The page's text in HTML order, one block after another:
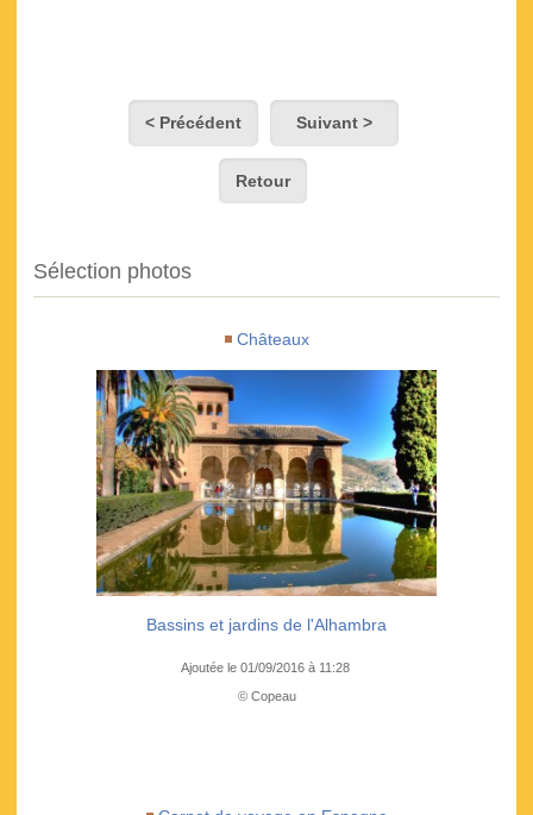
< Précédent Suivant >
Retour
Sélection photos
Châteaux
Bassins et jardins de l'Alhambra
Ajoutée le 01/09/2016 à 11:28
© Copeau